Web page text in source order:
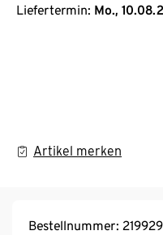
Liefertermin: Mo.,
Artikel merken
Bestellnummer: 219929